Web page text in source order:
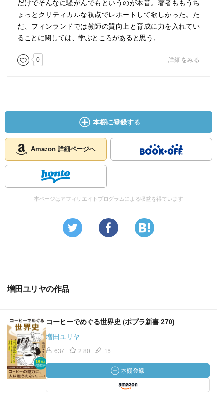
もうひとつは、先生個々の力量や努力だけに頼らず、き
っちりとチームを組んで子供を支援する考え方が徹底して
いること。学校の中に専門家によるチームがいくつも組ま
取り組み方の本質が僕の知っている学校とはずいぶん違
う。あえて無理矢理近いものをさがすと、医者かな。毎週
て、その上できめ細かく子供をケアするには、こういうシ
ステムが必要だって考えていく感じだ。
最後が、そういうのを全部含める形で、子供一人一人を
大切にする姿勢が徹底していること。特別な教育的支援が
必要な子供たちを、可能な限り普通教室に入れ、丁寧に指
導できるだけの人手と知恵を投入するやり方などはとても
らない。真に、個々の能力に応じた教育を、集団の中で保
障していく、そういう感じがよい。教員養成だって、全体
まあ、ため息をつきながら読み終えたわけだ。最初に書
に刺激的である。教育行政の話などになればキリはないか
もしれないが、個々の教員が自分の問題として、目標にす
るべき要素もたくさん持っているような気がする。
フィンランドの教育はこのところ非常に注目されている
けれど、それもなるほどなと思いながら読んだ。「学習到
達度調査の順位」という結果にこだわる必要はないと思う
だけでそんなに騒がんでもというのが本音。著者ももうち
ょっとクリティカルな視点でレポートして欲しかった。た
だ、フィンランドでは教師の質向上と育成に力を入れてい
ることに関しては、学ぶところがあると思う。
0 詳細をみる
本棚に登録する
Amazon 詳細ページへ
本ページはアフィリエイトプログラムによる収益を得ています
増田ユリヤの作品
コーヒーでめぐる世界史 (ポプラ新書 270)
増田ユリヤ
637 2.80 16